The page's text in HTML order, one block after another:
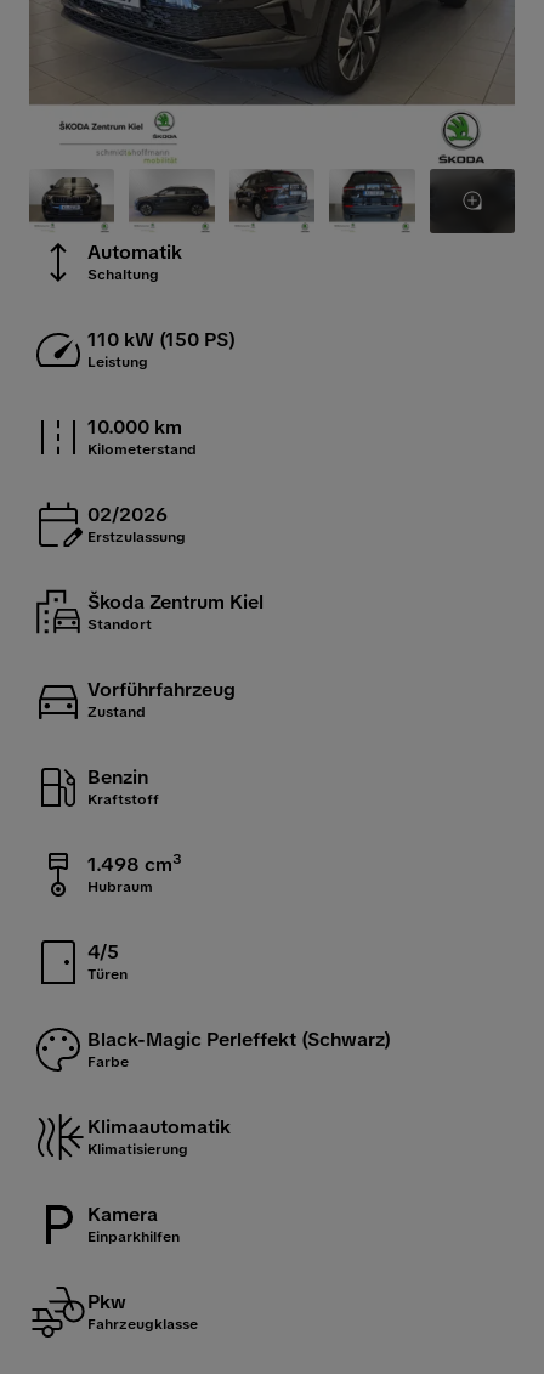
Automatik
Schaltung
110 kW (150 PS)
Leistung
10.000 km
Kilometerstand
02/2026
Erstzulassung
Škoda Zentrum Kiel
Standort
Vorführfahrzeug
Zustand
Benzin
Kraftstoff
1.498 cm3
Hubraum
4/5
Türen
Black-Magic Perleffekt (Schwarz)
Farbe
Klimaautomatik
Klimatisierung
Kamera
Einparkhilfen
Pkw
Fahrzeugklasse